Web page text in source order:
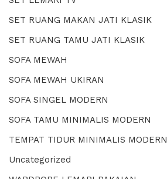
SET RUANG MAKAN JATI KLASIK
SET RUANG TAMU JATI KLASIK
SOFA MEWAH
SOFA MEWAH UKIRAN
SOFA SINGEL MODERN
SOFA TAMU MINIMALIS MODERN
TEMPAT TIDUR MINIMALIS MODERN
Uncategorized